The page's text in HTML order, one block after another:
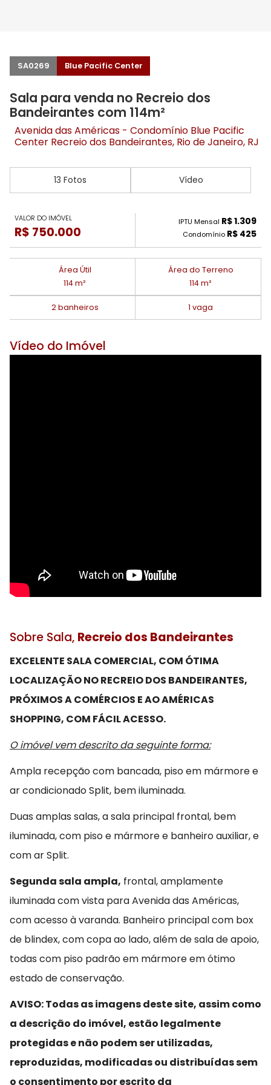
SA0269 Blue Pacific Center
Sala para venda no Recreio dos
Bandeirantes com 114m²
Avenida das Américas - Condomínio Blue Pacific
Center Recreio dos Bandeirantes, Rio de Janeiro, RJ
13 Fotos Vídeo
VALOR DO IMÓVEL
R$ 750.000
IPTU Mensal R$ 1.309
Condomínio R$ 425
Área Útil
114 m²
Área do Terreno
114 m²
2 banheiros 1 vaga
Vídeo do Imóvel
Sobre Sala, Recreio dos Bandeirantes
EXCELENTE SALA COMERCIAL, COM ÓTIMA
LOCALIZAÇÃO NO RECREIO DOS BANDEIRANTES,
PRÓXIMOS A COMÉRCIOS E AO AMÉRICAS
SHOPPING, COM FÁCIL ACESSO.
O imóvel vem descrito da seguinte forma:
Ampla recepção com bancada, piso em mármore e
ar condicionado Split, bem iluminada.
Duas amplas salas, a sala principal frontal, bem
iluminada, com piso e mármore e banheiro auxiliar, e
com ar Split.
Segunda sala ampla, frontal, amplamente
iluminada com vista para Avenida das Américas,
com acesso à varanda. Banheiro principal com box
de blindex, com copa ao lado, além de sala de apoio,
todas com piso padrão em mármore em ótimo
estado de conservação.
AVISO: Todas as imagens deste site, assim como
a descrição do imóvel, estão legalmente
protegidas e não podem ser utilizadas,
reproduzidas, modificadas ou distribuídas sem
o consentimento por escrito da